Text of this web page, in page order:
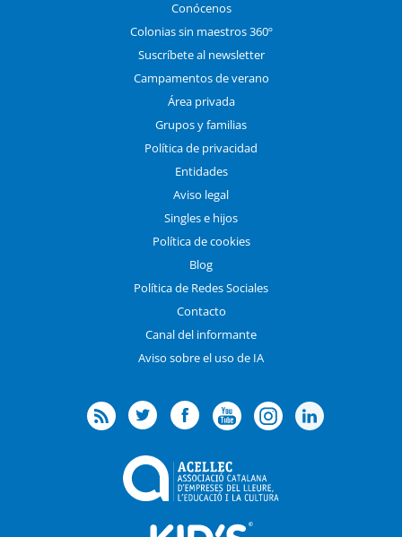
Conócenos
Colonias sin maestros 360º
Suscríbete al newsletter
Campamentos de verano
Área privada
Grupos y familias
Política de privacidad
Entidades
Aviso legal
Singles e hijos
Política de cookies
Blog
Política de Redes Sociales
Contacto
Canal del informante
Aviso sobre el uso de IA